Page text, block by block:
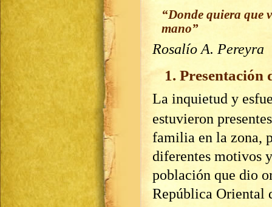
“Donde quiera que
mano”
Rosalío A. Pereyra
1. Presentación
La inquietud y
estuvieron
familia en la zona,
diferentes motivos
población que dio
República Oriental